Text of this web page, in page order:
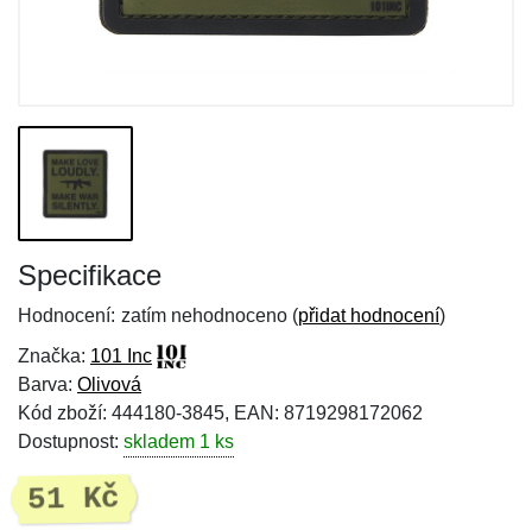
Specifikace
Hodnocení: zatím nehodnoceno (přidat hodnocení)
Značka: 101 Inc
Barva: Olivová
Kód zboží: 444180-3845, EAN: 8719298172062
Dostupnost: skladem 1 ks
51 Kč